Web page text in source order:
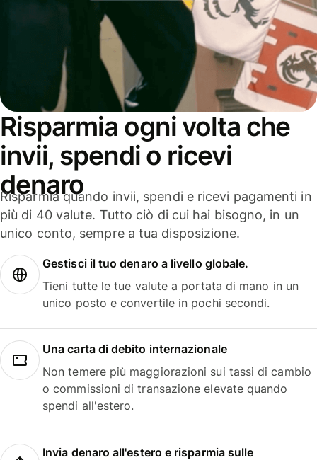
Risparmia ogni volta che
invii, spendi o ricevi
denaro
Risparmia quando invii, spendi e ricevi pagamenti in
più di 40 valute. Tutto ciò di cui hai bisogno, in un
unico conto, sempre a tua disposizione.
Gestisci il tuo denaro a livello globale.
Tieni tutte le tue valute a portata di mano in un
unico posto e convertile in pochi secondi.
Una carta di debito internazionale
Non temere più maggiorazioni sui tassi di cambio
o commissioni di transazione elevate quando
spendi all'estero.
Invia denaro all'estero e risparmia sulle